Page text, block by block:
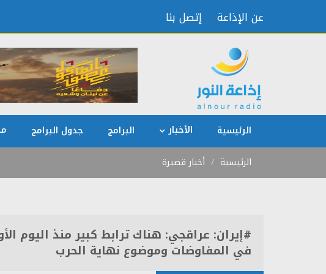
عن الإذاعة إتصل بنا
الرئيسية الأخبار البرامج جدول البرامج
الرئيسية أخبار قصيرة
#إيران: عراقجي: هناك ترابط كبير منذ اليوم
في المفاوضات وموضوع نهاية الحرب